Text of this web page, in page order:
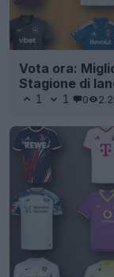
Vota ora:
Stagione di
1 1 0